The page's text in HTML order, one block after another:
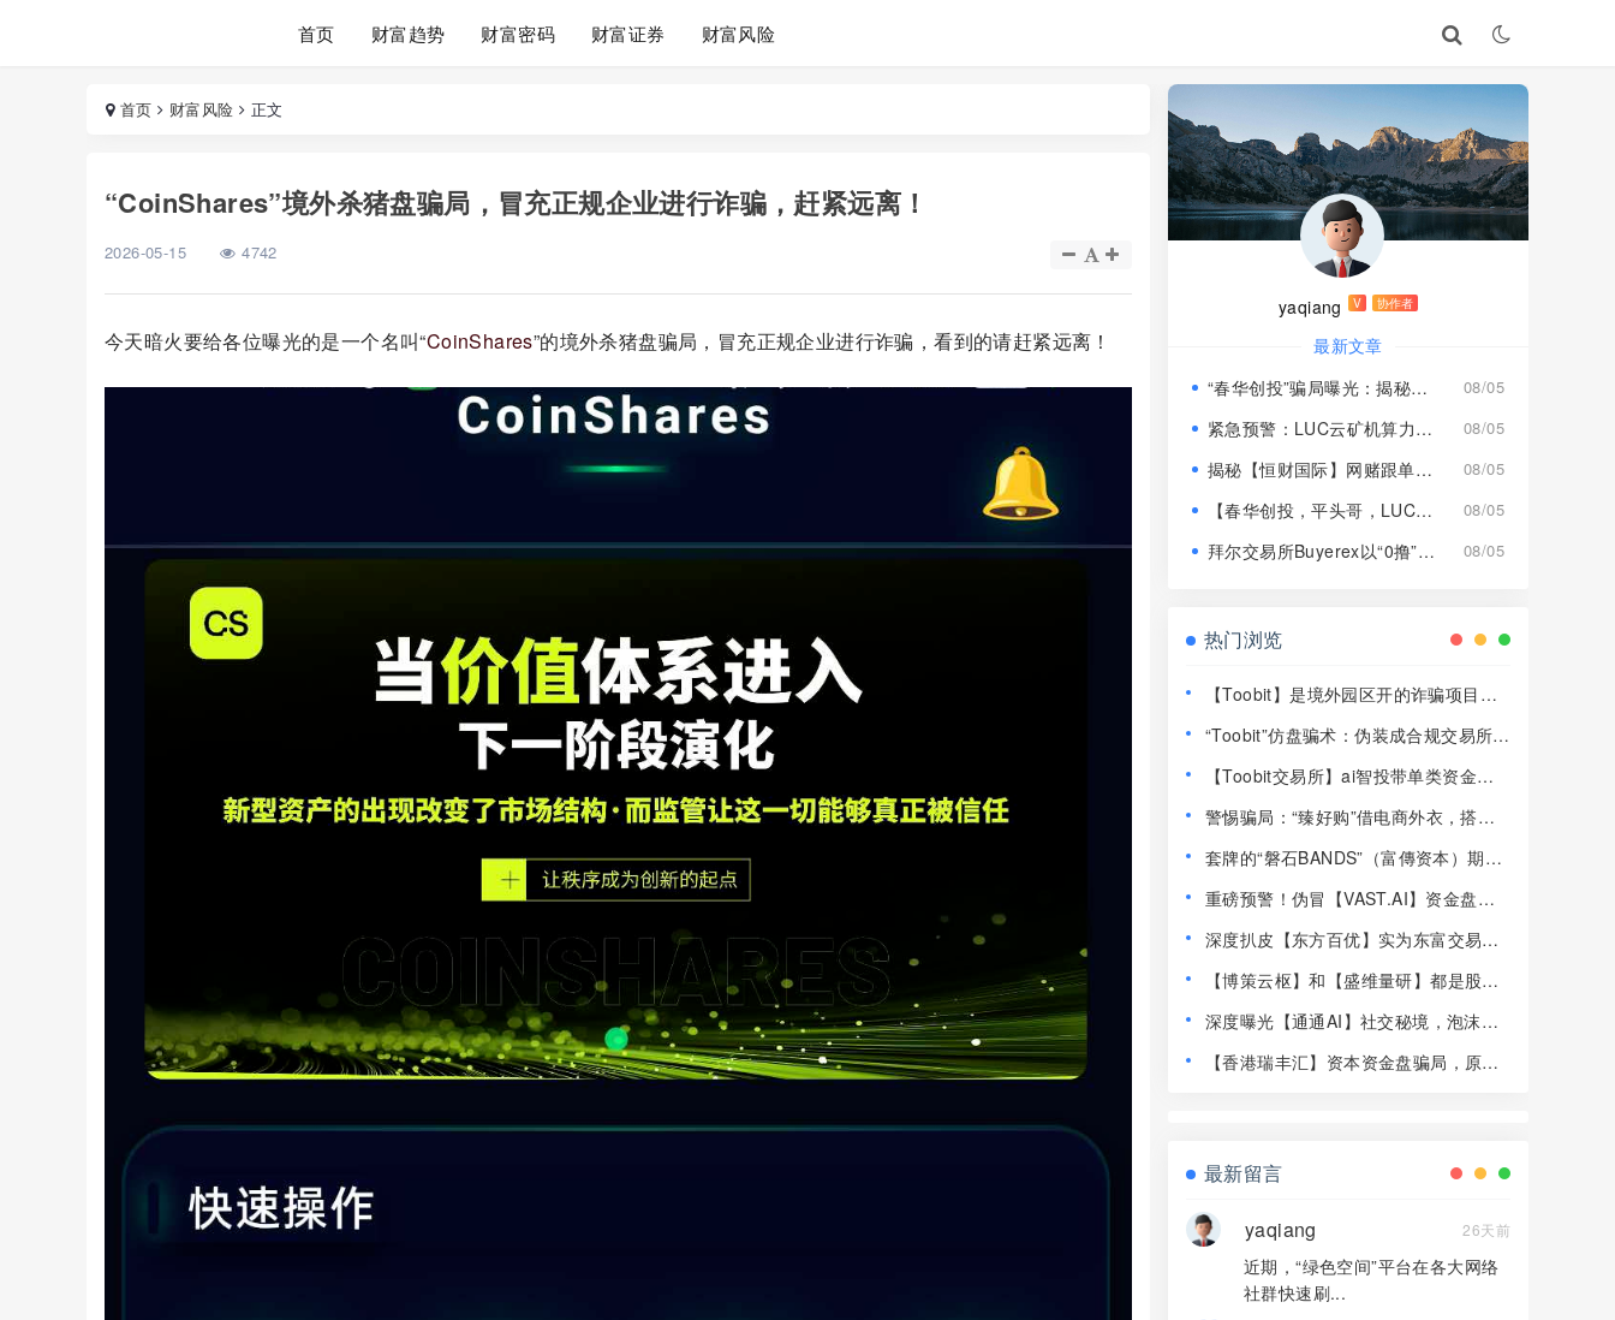
首页 财富趋势 财富密码 财富证券 财富风险
首页 财富风险 正文
“CoinShares”境外杀猪盘骗局，冒充正规企业进行诈骗，赶紧远离！
2026-05-15 4742
今天暗火要给各位曝光的是一个名叫“CoinShares”的境外杀猪盘骗局，冒充正规企业进行诈骗，看到的请赶紧远离！
yaqiang V 协作者
最新文章
“春华创投”骗局曝光：揭秘项目盘的欺诈手法!
08/05
紧急预警：LUC云矿机算力项目风险激增，高额挖矿收益背后全是套路 08/05
揭秘【恒财国际】网赌跟单盘深度风险预警！ 08/05
【春华创投，平头哥，LUC永久矿机】这3个项目都是骗局！已经收割，速度撤离！ 08/05
拜尔交易所Buyerex以“0撸”为噱头的分红类资金盘骗局，远离！ 08/05
热门浏览
【Toobit】是境外园区开的诈骗项目，
“Toobit”仿盘骗术：伪装成合规交易所，
骗局！
【Toobit交易所】ai智投带单类资金盘
离！
警惕骗局：“臻好购”借电商外衣，搭建
套牌的“磐石BANDS”（富傳资本）期货
将崩盘跑路！
重磅预警！伪冒【VAST.AI】资金盘传
深度扒皮【东方百优】实为东富交易所
满！
【博策云枢】和【盛维量研】都是股票
深度曝光【通通AI】社交秘境，泡沫堆
【香港瑞丰汇】资本资金盘骗局，原拓
最新留言
yaqiang 26天前
近期，“绿色空间”平台在各大网络
社群快速刷...